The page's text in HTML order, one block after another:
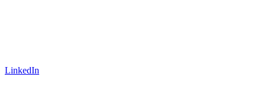
LinkedIn